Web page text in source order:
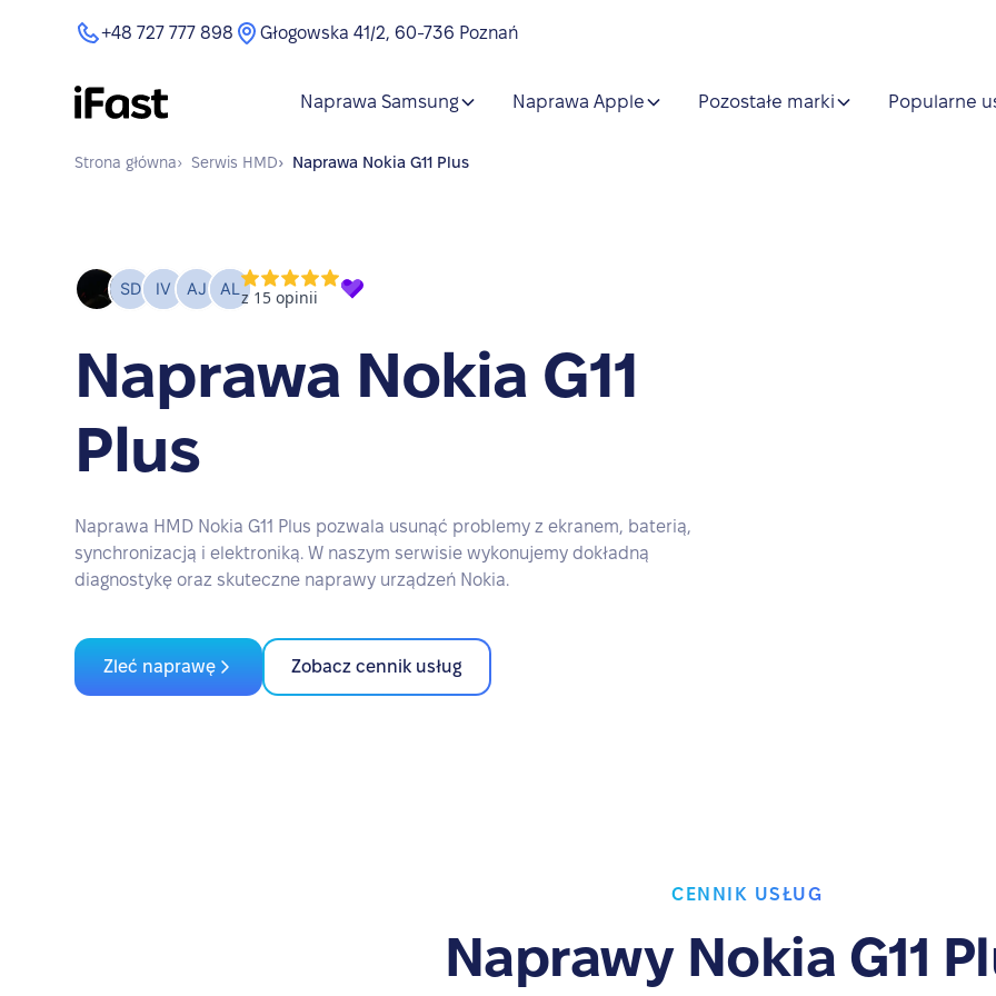
+48 727 777 898 Głogowska 41/2, 60-736 Poznań
Naprawa Samsung Naprawa Apple Pozostałe marki Popularne
Strona główna› Serwis HMD› Naprawa Nokia G11 Plus
Naprawa Nokia G11
Plus
Naprawa HMD Nokia G11 Plus pozwala usunąć problemy z ekranem, baterią,
synchronizacją i elektroniką. W naszym serwisie wykonujemy dokładną
diagnostykę oraz skuteczne naprawy urządzeń Nokia.
Zleć naprawę Zobacz cennik usług
CENNIK USŁUG
Naprawy Nokia G11